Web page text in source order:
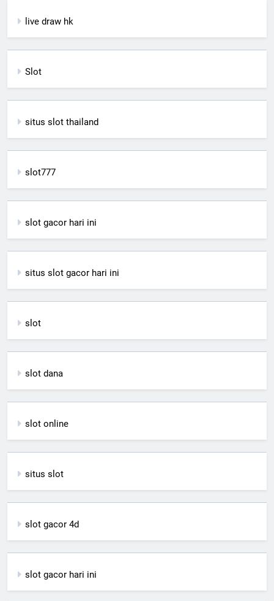
live draw hk
Slot
situs slot thailand
slot777
slot gacor hari ini
situs slot gacor hari ini
slot
slot dana
slot online
situs slot
slot gacor 4d
slot gacor hari ini